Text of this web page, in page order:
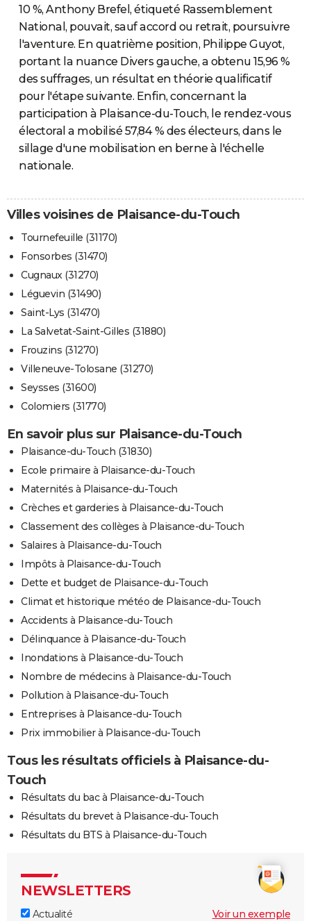
10 %, Anthony Brefel, étiqueté Rassemblement
National, pouvait, sauf accord ou retrait, poursuivre
l'aventure. En quatrième position, Philippe Guyot,
portant la nuance Divers gauche, a obtenu 15,96 %
des suffrages, un résultat en théorie qualificatif
pour l'étape suivante. Enfin, concernant la
participation à Plaisance-du-Touch, le rendez-vous
électoral a mobilisé 57,84 % des électeurs, dans le
sillage d'une mobilisation en berne à l'échelle
nationale.
Villes voisines de Plaisance-du-Touch
Tournefeuille (31170)
Fonsorbes (31470)
Cugnaux (31270)
Léguevin (31490)
Saint-Lys (31470)
La Salvetat-Saint-Gilles (31880)
Frouzins (31270)
Villeneuve-Tolosane (31270)
Seysses (31600)
Colomiers (31770)
En savoir plus sur Plaisance-du-Touch
Plaisance-du-Touch (31830)
Ecole primaire à Plaisance-du-Touch
Maternités à Plaisance-du-Touch
Crèches et garderies à Plaisance-du-Touch
Classement des collèges à Plaisance-du-Touch
Salaires à Plaisance-du-Touch
Impôts à Plaisance-du-Touch
Dette et budget de Plaisance-du-Touch
Climat et historique météo de Plaisance-du-Touch
Accidents à Plaisance-du-Touch
Délinquance à Plaisance-du-Touch
Inondations à Plaisance-du-Touch
Nombre de médecins à Plaisance-du-Touch
Pollution à Plaisance-du-Touch
Entreprises à Plaisance-du-Touch
Prix immobilier à Plaisance-du-Touch
Tous les résultats officiels à Plaisance-du-
Touch
Résultats du bac à Plaisance-du-Touch
Résultats du brevet à Plaisance-du-Touch
Résultats du BTS à Plaisance-du-Touch
NEWSLETTERS
Actualité
Voir un exemple